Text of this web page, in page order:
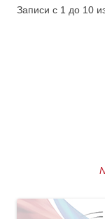
Записи с 1 до 10